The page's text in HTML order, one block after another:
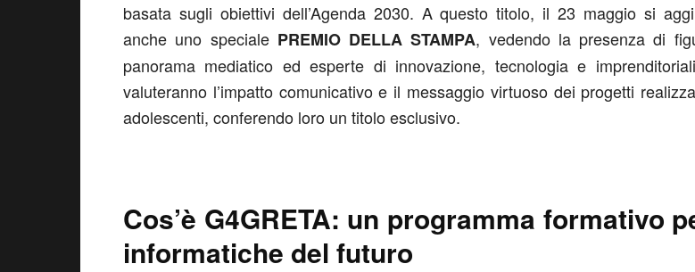
basata sugli obiettivi dell’Agenda 2030. A questo titolo, il 23 maggio si
anche uno speciale PREMIO DELLA STAMPA, vedendo la presenza di
panorama mediatico ed esperte di innovazione, tecnologia e
valuteranno l’impatto comunicativo e il messaggio virtuoso dei progetti
adolescenti, conferendo loro un titolo esclusivo.
Cos’è G4GRETA: un programma formativo
informatiche del futuro